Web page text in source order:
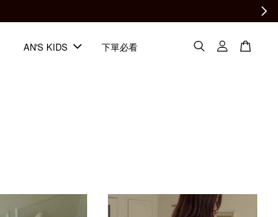
AN'S KIDS 下單必看